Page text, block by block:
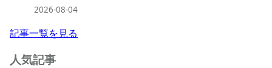
2026-08-04
記事一覧を見る
人気記事